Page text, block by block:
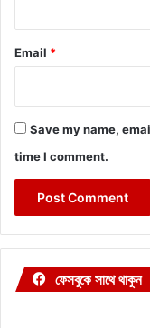
Email *
Save my name,
time I comment.
ফেসবুকে সাথে থাকুন